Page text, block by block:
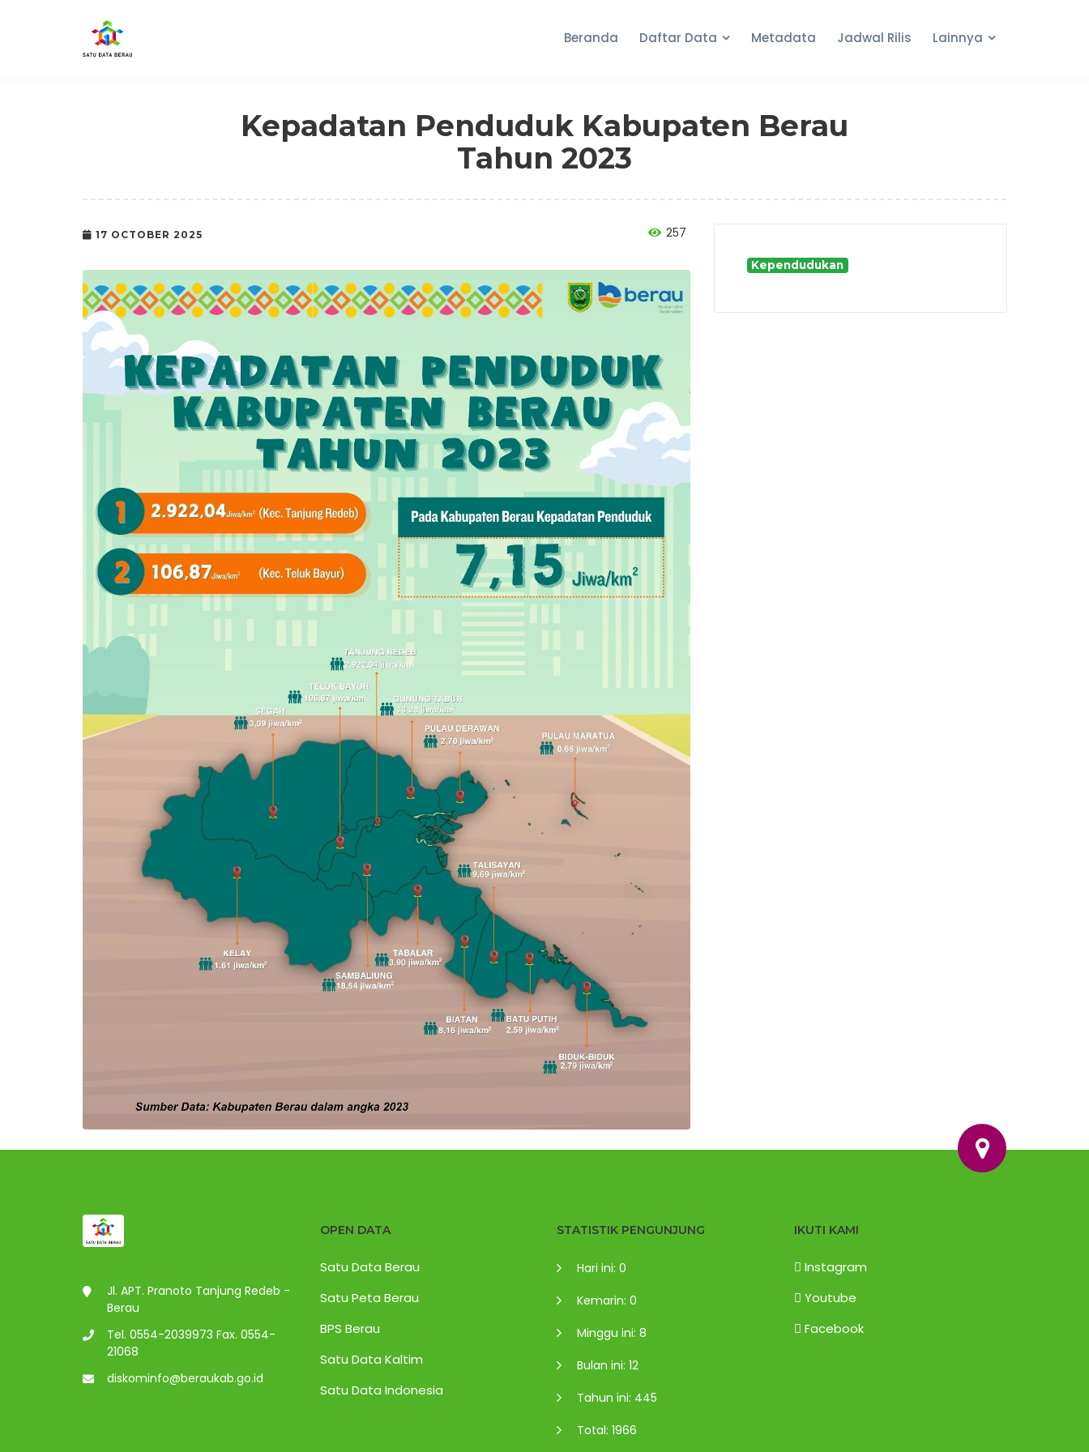
Beranda Daftar Data Metadata Jadwal Rilis Lainnya
Kepadatan Penduduk Kabupaten Berau
Tahun 2023
17 OCTOBER 2025 257
Kependudukan
Jl. APT. Pranoto Tanjung Redeb -
Berau
Tel. 0554-2039973 Fax. 0554-
21068
diskominfo@beraukab.go.id
OPEN DATA
Satu Data Berau
Satu Peta Berau
BPS Berau
Satu Data Kaltim
Satu Data Indonesia
STATISTIK PENGUNJUNG
Hari ini: 0
Kemarin: 0
Minggu ini: 8
Bulan ini: 12
Tahun ini: 445
Total: 1966
IKUTI KAMI
Instagram
Youtube
Facebook